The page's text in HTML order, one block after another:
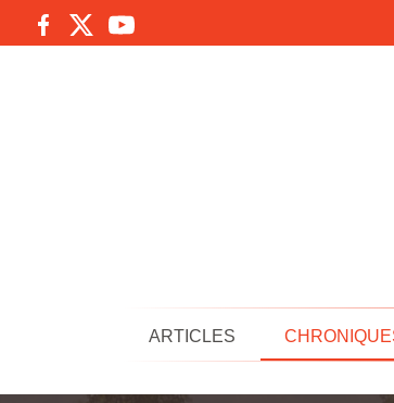
ARTICLES